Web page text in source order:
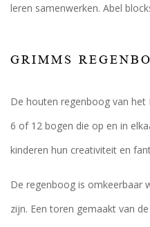
leren samenwerken. Abel
GRIMMS
De houten regenboog van het
6 of 12 bogen die op en in
kinderen hun creativiteit en
De regenboog is omkeerbaar
zijn. Een toren gemaakt van